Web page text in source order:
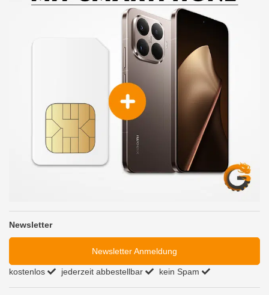
Newsletter
Newsletter Anmeldung
kostenlos jederzeit abbestellbar kein Spam